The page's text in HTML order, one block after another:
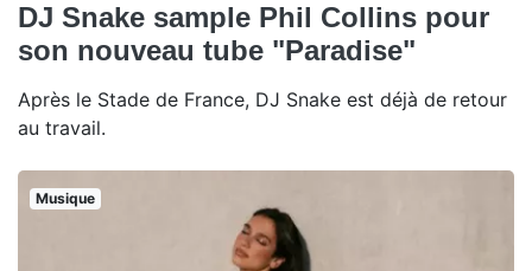
DJ Snake sample Phil Collins pour
son nouveau tube "Paradise"
Après le Stade de France, DJ Snake est déjà de retour
au travail.
Musique